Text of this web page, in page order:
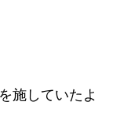
施していたよ